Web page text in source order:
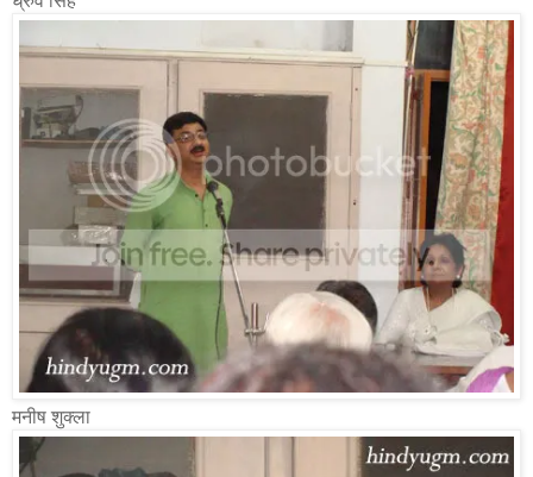
मनीष शुक्ला